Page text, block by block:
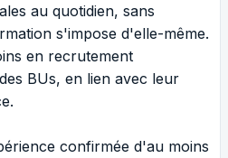
au quotidien, sans
s'impose d'elle-même.
en recrutement
BUs, en lien avec leur
confirmée d'au moins